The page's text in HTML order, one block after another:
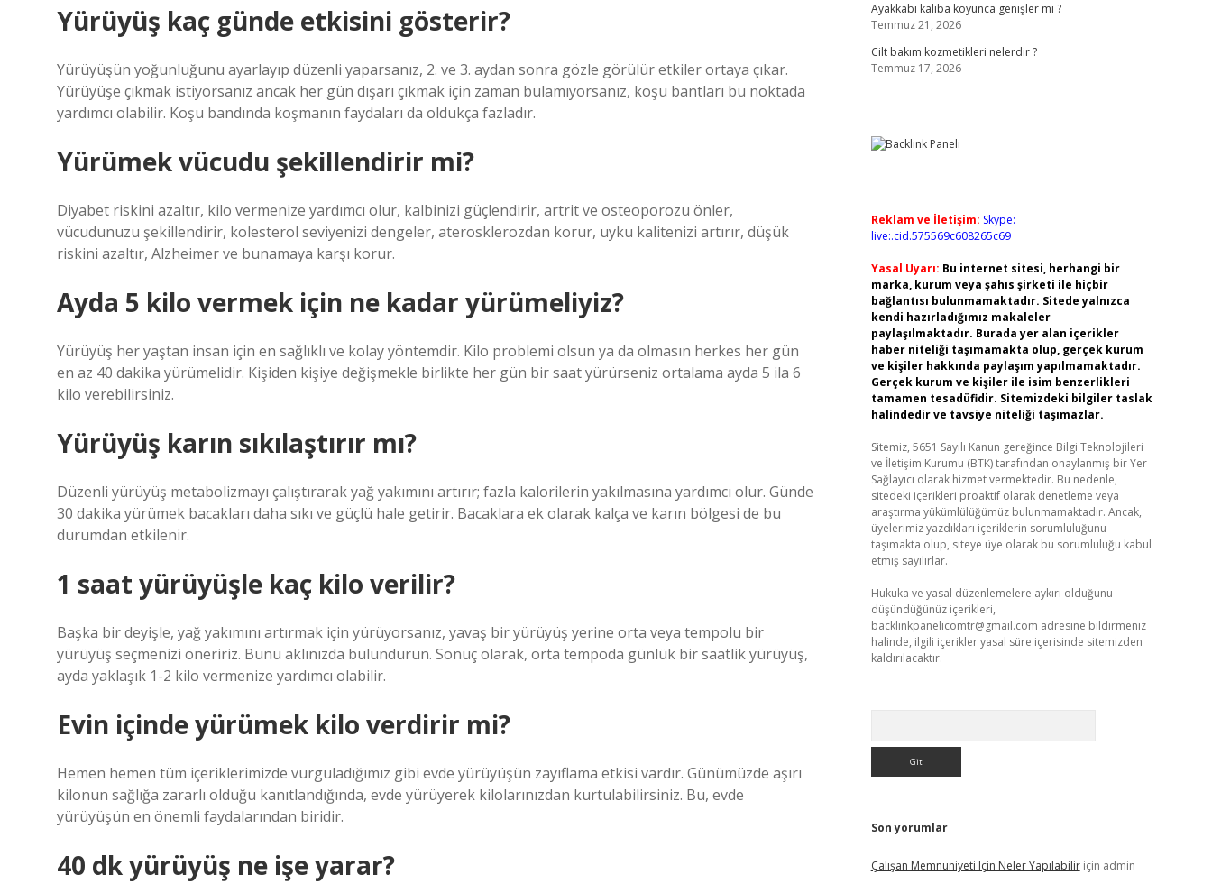
Yürüyüş kaç günde etkisini gösterir?
Yürüyüşün yoğunluğunu ayarlayıp düzenli yaparsanız, 2. ve 3. aydan sonra gözle görülür etkiler ortaya çıkar.
Yürüyüşe çıkmak istiyorsanız ancak her gün dışarı çıkmak için zaman bulamıyorsanız, koşu bantları bu noktada
yardımcı olabilir. Koşu bandında koşmanın faydaları da oldukça fazladır.
Yürümek vücudu şekillendirir mi?
Diyabet riskini azaltır, kilo vermenize yardımcı olur, kalbinizi güçlendirir, artrit ve osteoporozu önler,
vücudunuzu şekillendirir, kolesterol seviyenizi dengeler, aterosklerozdan korur, uyku kalitenizi artırır, düşük
riskini azaltır, Alzheimer ve bunamaya karşı korur.
Ayda 5 kilo vermek için ne kadar yürümeliyiz?
Yürüyüş her yaştan insan için en sağlıklı ve kolay yöntemdir. Kilo problemi olsun ya da olmasın herkes her gün
en az 40 dakika yürümelidir. Kişiden kişiye değişmekle birlikte her gün bir saat yürürseniz ortalama ayda 5 ila 6
kilo verebilirsiniz.
Yürüyüş karın sıkılaştırır mı?
Düzenli yürüyüş metabolizmayı çalıştırarak yağ yakımını artırır; fazla kalorilerin yakılmasına yardımcı olur. Günde
30 dakika yürümek bacakları daha sıkı ve güçlü hale getirir. Bacaklara ek olarak kalça ve karın bölgesi de bu
durumdan etkilenir.
1 saat yürüyüşle kaç kilo verilir?
Başka bir deyişle, yağ yakımını artırmak için yürüyorsanız, yavaş bir yürüyüş yerine orta veya tempolu bir
yürüyüş seçmenizi öneririz. Bunu aklınızda bulundurun. Sonuç olarak, orta tempoda günlük bir saatlik yürüyüş,
ayda yaklaşık 1-2 kilo vermenize yardımcı olabilir.
Evin içinde yürümek kilo verdirir mi?
Hemen hemen tüm içeriklerimizde vurguladığımız gibi evde yürüyüşün zayıflama etkisi vardır. Günümüzde aşırı
kilonun sağlığa zararlı olduğu kanıtlandığında, evde yürüyerek kilolarınızdan kurtulabilirsiniz. Bu, evde
yürüyüşün en önemli faydalarından biridir.
40 dk yürüyüş ne işe yarar?
Ayakkabı kalıba koyunca genişler mi ?
Temmuz 21, 2026
Cilt bakım kozmetikleri nelerdir ?
Temmuz 17, 2026
Reklam ve İletişim: Skype:
live:.cid.575569c608265c69
Yasal Uyarı: Bu internet sitesi, herhangi bir
marka, kurum veya şahıs şirketi ile hiçbir
bağlantısı bulunmamaktadır. Sitede yalnızca
kendi hazırladığımız makaleler
paylaşılmaktadır. Burada yer alan içerikler
haber niteliği taşımamakta olup, gerçek kurum
ve kişiler hakkında paylaşım yapılmamaktadır.
Gerçek kurum ve kişiler ile isim benzerlikleri
tamamen tesadüfidir. Sitemizdeki bilgiler taslak
halindedir ve tavsiye niteliği taşımazlar.
Sitemiz, 5651 Sayılı Kanun gereğince Bilgi Teknolojileri
ve İletişim Kurumu (BTK) tarafından onaylanmış bir Yer
Sağlayıcı olarak hizmet vermektedir. Bu nedenle,
sitedeki içerikleri proaktif olarak denetleme veya
araştırma yükümlülüğümüz bulunmamaktadır. Ancak,
üyelerimiz yazdıkları içeriklerin sorumluluğunu
taşımakta olup, siteye üye olarak bu sorumluluğu kabul
etmiş sayılırlar.
Hukuka ve yasal düzenlemelere aykırı olduğunu
düşündüğünüz içerikleri,
backlinkpanelicomtr@gmail.com adresine bildirmeniz
halinde, ilgili içerikler yasal süre içerisinde sitemizden
kaldırılacaktır.
Son yorumlar
Çalışan Memnuniyeti Için Neler Yapılabiliriçin admin